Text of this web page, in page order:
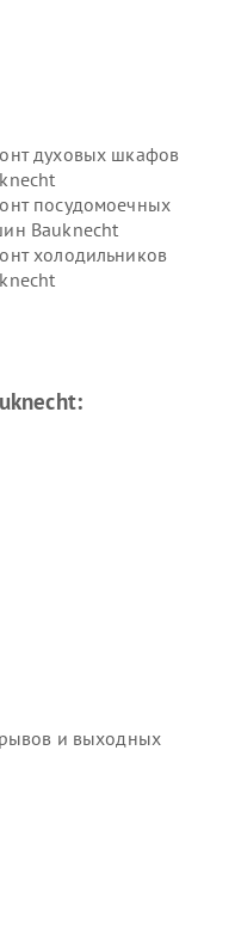
духовых шкафов
посудомоечных
Bauknecht
холодильников
и выходных